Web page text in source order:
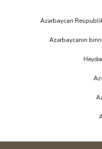
Azərbaycan
Azərbaycanın